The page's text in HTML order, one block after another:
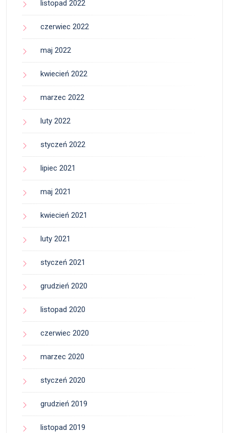
listopad 2022
czerwiec 2022
maj 2022
kwiecień 2022
marzec 2022
luty 2022
styczeń 2022
lipiec 2021
maj 2021
kwiecień 2021
luty 2021
styczeń 2021
grudzień 2020
listopad 2020
czerwiec 2020
marzec 2020
styczeń 2020
grudzień 2019
listopad 2019